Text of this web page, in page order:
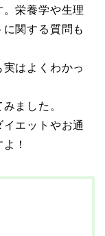
栄養学や生理
関する質問も
はよくわかっ
ました。
エットやお通
！